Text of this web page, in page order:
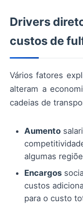
Drivers
custos de
Vários fatores
alteram a
cadeias de
Aumento
algumas
Encargos
custos
para o custo